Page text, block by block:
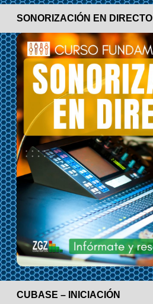
SONORIZACIÓN EN DIRECTO
CUBASE – INICIACIÓN